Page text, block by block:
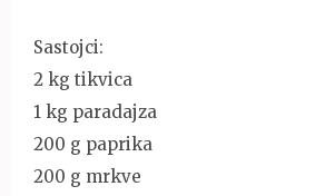
Sastojci:
2 kg tikvica
1 kg paradajza
200 g paprika
200 g mrkve